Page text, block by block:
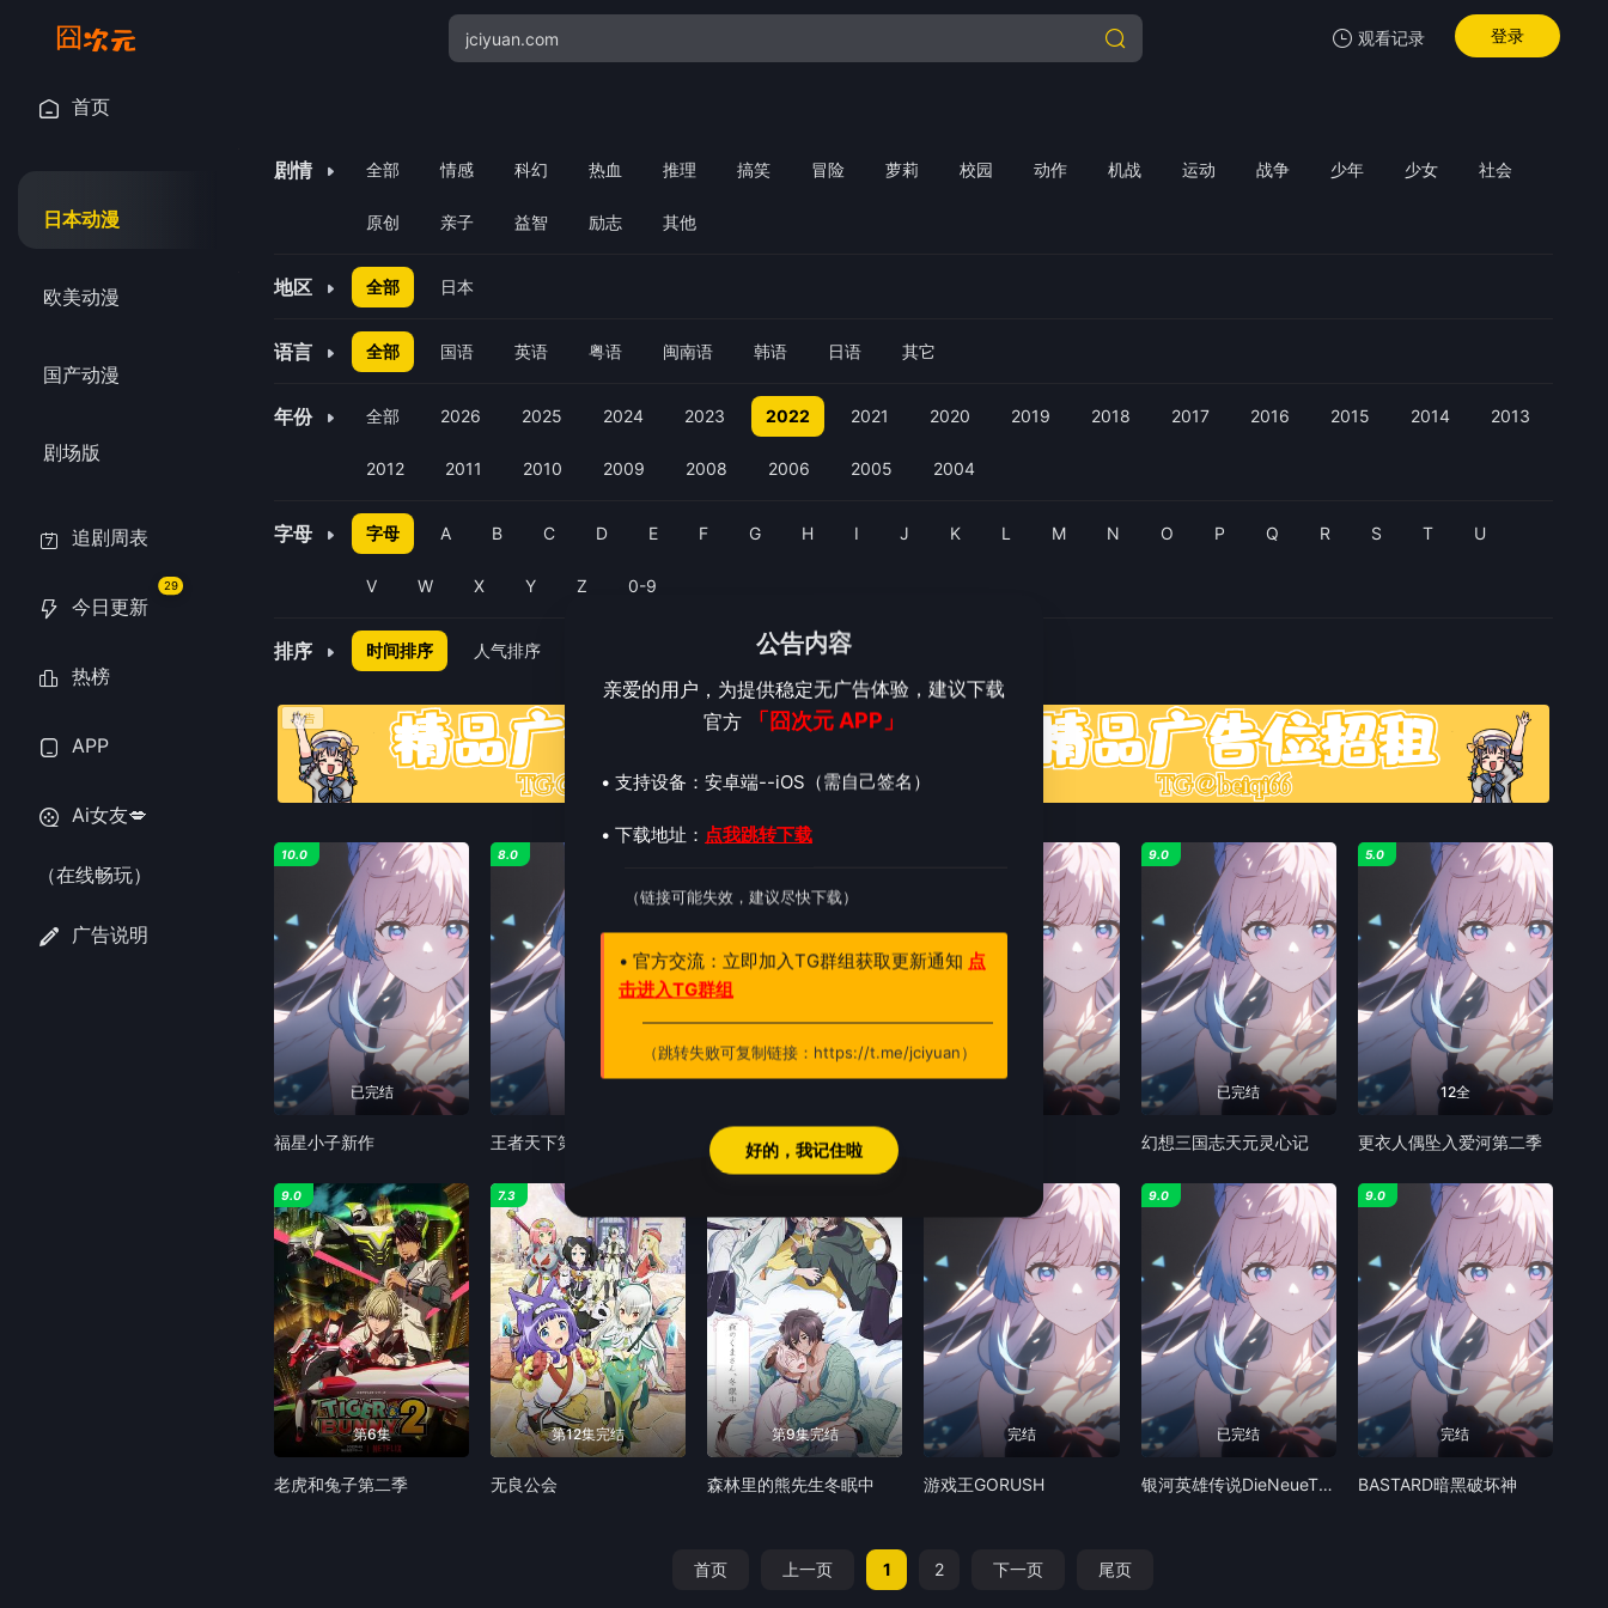
观看记录 登录
首页
日本动漫
欧美动漫
国产动漫
剧场版
追剧周表
今日更新
29
热榜
APP
Ai女友💋
（在线畅玩）
广告说明
剧情 全部 情感 科幻 热血 推理 搞笑 冒险 萝莉 校园 动作 机战 运动 战争 少年 少女 社会
原创 亲子 益智 励志 其他
地区 全部 日本
语言 全部 国语 英语 粤语 闽南语 韩语 日语 其它
年份 全部 2026 2025 2024 2023 2022 2021 2020 2019 2018 2017 2016 2015 2014 2013
2012 2011 2010 2009 2008 2006 2005 2004
字母 字母 A B C D E F G H I J K L M N O P Q R S T U
V W X Y Z 0-9
排序 时间排序 人气排序
已完结
10.0
福星小子新作
8.0
王者天下第四季 黄金神威第四季
已完结
9.0
幻想三国志天元灵心记
12全
5.0
更衣人偶坠入爱河第二季
第6集
9.0
老虎和兔子第二季
第12集完结
7.3
无良公会
第9集完结
森林里的熊先生冬眠中
完结
游戏王GORUSH
已完结
9.0
银河英雄传说DieNeueThese策谋
完结
9.0
BASTARD暗黑破坏神
首页 上一页 1 2 下一页 尾页
公告内容
亲爱的用户，为提供稳定无广告体验，建议下载
官方
「囧次元 APP」
• 支持设备：安卓端--iOS（需自己签名）
• 下载地址： 点我跳转下载
（链接可能失效，建议尽快下载）
• 官方交流：立即加入TG群组获取更新通知 点
击进入TG群组
（跳转失败可复制链接：https://t.me/jciyuan）
好的，我记住啦